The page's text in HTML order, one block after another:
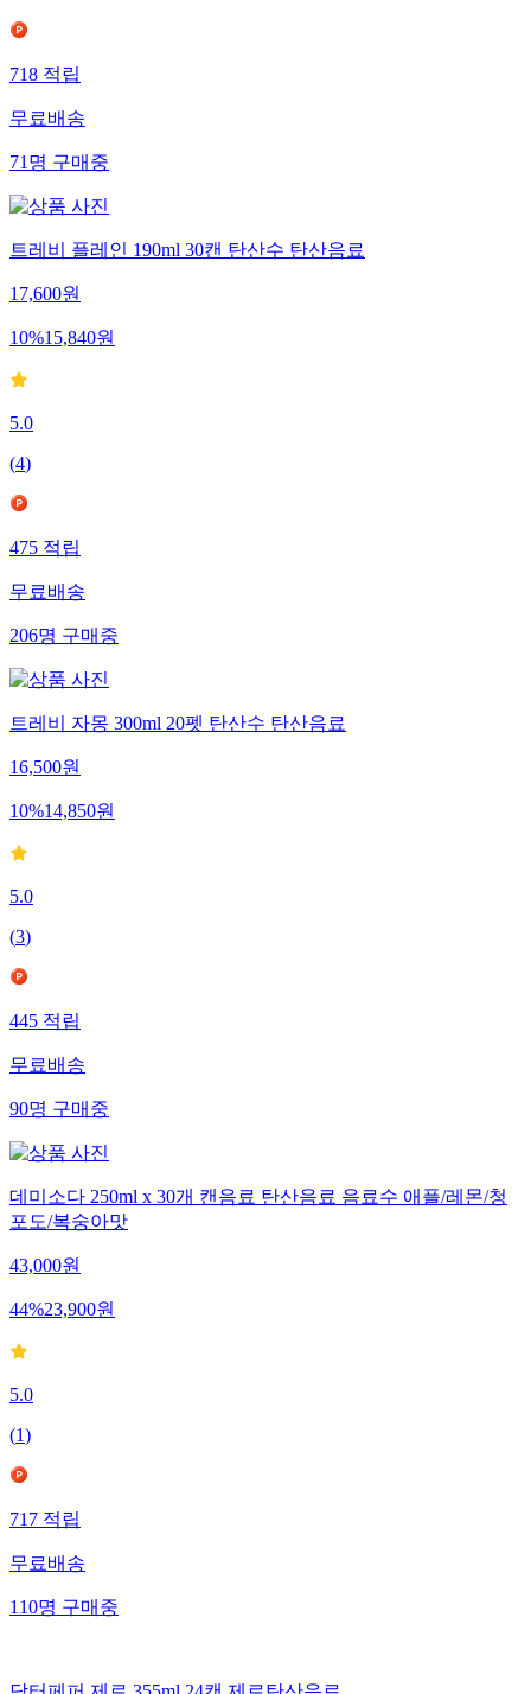
718적립
무료배송
71명구매중
트레비 플레인 190ml 30캔 탄산수 탄산음료
17,600원
10%15,840원
5.0
(4)
475적립
무료배송
206명구매중
트레비 자몽 300ml 20펫 탄산수 탄산음료
16,500원
10%14,850원
5.0
(3)
445적립
무료배송
90명구매중
데미소다 250ml x 30개 캔음료 탄산음료 음료수 애플/레몬/청
포도/복숭아맛
43,000원
44%23,900원
5.0
(1)
717적립
무료배송
110명구매중